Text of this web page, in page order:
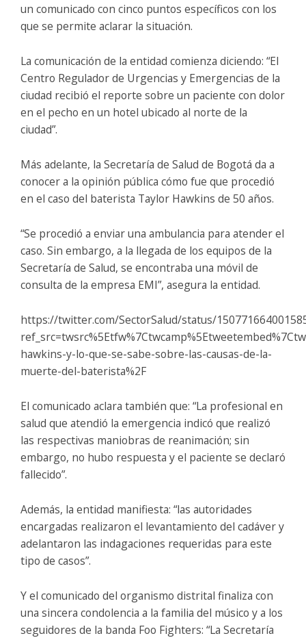
un comunicado con cinco puntos específicos con los
que se permite aclarar la situación.
La comunicación de la entidad comienza diciendo: “El
Centro Regulador de Urgencias y Emergencias de la
ciudad recibió el reporte sobre un paciente con dolor
en el pecho en un hotel ubicado al norte de la
ciudad”.
Más adelante, la Secretaría de Salud de Bogotá da a
conocer a la opinión pública cómo fue que procedió
en el caso del baterista Taylor Hawkins de 50 años.
“Se procedió a enviar una ambulancia para atender el
caso. Sin embargo, a la llegada de los equipos de la
Secretaría de Salud, se encontraba una móvil de
consulta de la empresa EMI”, asegura la entidad.
https://twitter.com/SectorSalud/status/
hawkins-y-lo-que-se-sabe-sobre-las-causas-de-la-
muerte-del-baterista%2F
El comunicado aclara también que: “La profesional en
salud que atendió la emergencia indicó que realizó
las respectivas maniobras de reanimación; sin
embargo, no hubo respuesta y el paciente se declaró
fallecido”.
Además, la entidad manifiesta: “las autoridades
encargadas realizaron el levantamiento del cadáver y
adelantaron las indagaciones requeridas para este
tipo de casos”.
Y el comunicado del organismo distrital finaliza con
una sincera condolencia a la familia del músico y a los
seguidores de la banda Foo Fighters: “La Secretaría